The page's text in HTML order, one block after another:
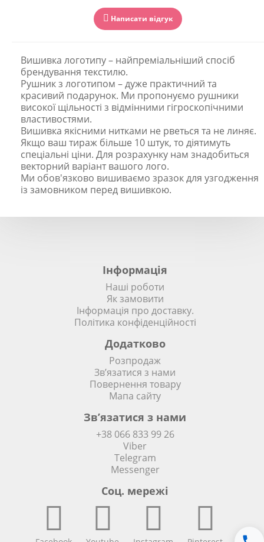
Написати відгук
Вишивка логотипу – найпреміальніший спосіб
брендування текстилю.
Рушник з логотипом – дуже практичний та
красивий подарунок. Ми пропонуємо рушники
високої щільності з відмінними гігроскопічними
властивостями.
Вишивка якісними нитками не рветься та не линяє.
Якщо ваш тираж більше 10 штук, то діятимуть
спеціальні ціни. Для розрахунку нам знадобиться
векторний варіант вашого лого.
Ми обов'язково вишиваємо зразок для узгодження
із замовником перед вишивкою.
Інформація
Наші роботи
Як замовити
Інформація про доставку.
Політика конфіденційності
Додатково
Розпродаж
Зв’язатися з нами
Повернення товару
Мапа сайту
Зв’язатися з нами
+38 066 833 99 26
Viber
Telegram
Messenger
Соц. мережi